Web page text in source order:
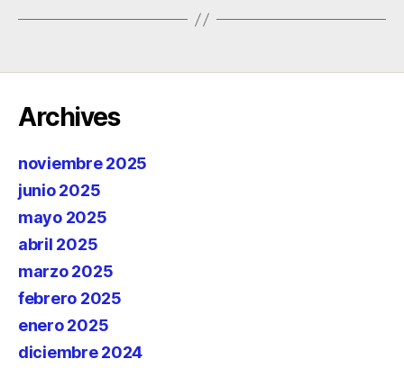
Archives
noviembre 2025
junio 2025
mayo 2025
abril 2025
marzo 2025
febrero 2025
enero 2025
diciembre 2024